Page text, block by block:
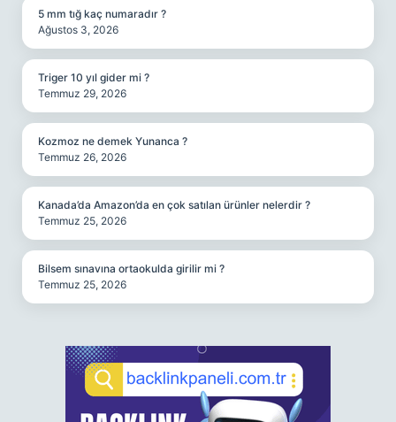
5 mm tığ kaç numaradır ?
Ağustos 3, 2026
Triger 10 yıl gider mi ?
Temmuz 29, 2026
Kozmoz ne demek Yunanca ?
Temmuz 26, 2026
Kanada’da Amazon’da en çok satılan ürünler nelerdir ?
Temmuz 25, 2026
Bilsem sınavına ortaokulda girilir mi ?
Temmuz 25, 2026